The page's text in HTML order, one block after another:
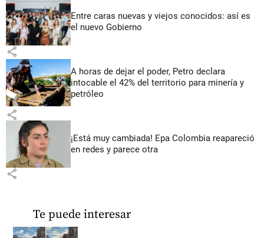
Entre caras nuevas y viejos conocidos: así es
el nuevo Gobierno
share
A horas de dejar el poder, Petro declara
intocable el 42% del territorio para minería y
petróleo
share
¡Está muy cambiada! Epa Colombia reapareció
en redes y parece otra
share
Te puede interesar